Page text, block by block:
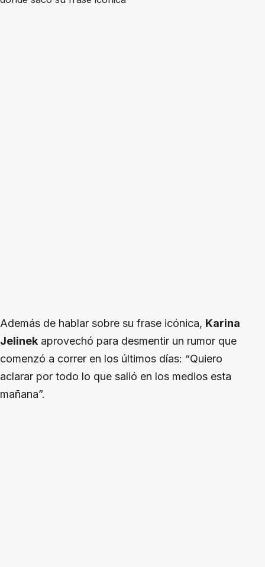
Además de hablar sobre su frase icónica, Karina
Jelinek aprovechó para desmentir un rumor que
comenzó a correr en los últimos días: “Quiero
aclarar por todo lo que salió en los medios esta
mañana”.